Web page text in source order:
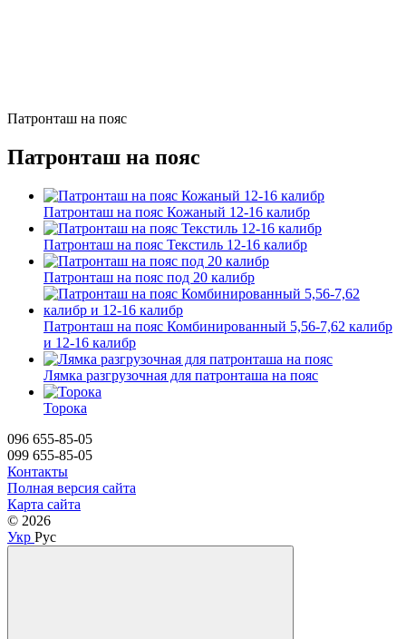
Патронташ на пояc
Патронташ на пояc
Патронташ на пояс Кожаный 12-16 калибр
Патронташ на пояс Текстиль 12-16 калибр
Патронташ на пояс под 20 калибр
Патронташ на пояс Комбинированный 5,56-7,62 калибр
и 12-16 калибр
Лямка разгрузочная для патронташа на пояс
Торока
096 655-85-05
099 655-85-05
Контакты
Полная версия сайта
Карта сайта
© 2026
Укр Рус